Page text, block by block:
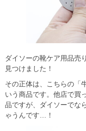
ダイソーの靴ケア用品売
見つけました！
その正体は、こちらの「
いう商品です。他店で買
品ですが、ダイソーでな
ゃうんです…！